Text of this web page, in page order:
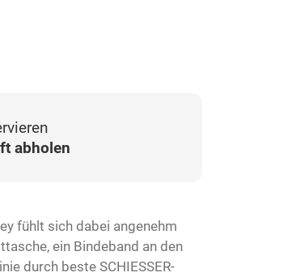
abholen
fühlt sich dabei angenehm
ein Bindeband an den
durch beste SCHIESSER-